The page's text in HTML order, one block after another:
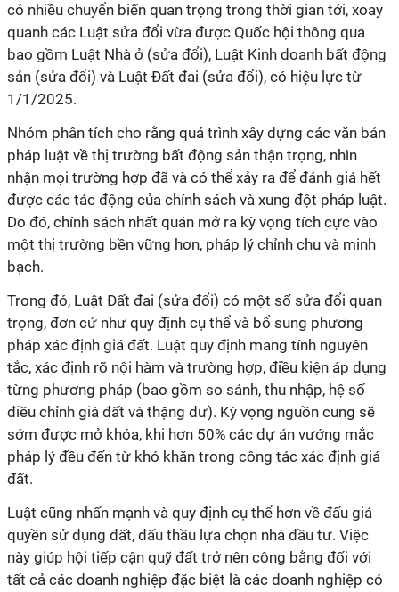
có nhiều chuyển biến quan trọng trong thời gian tới, xoay
quanh các Luật sửa đổi vừa được Quốc hội thông qua
bao gồm Luật Nhà ở (sửa đổi), Luật Kinh doanh bất động
sản (sửa đổi) và Luật Đất đai (sửa đổi), có hiệu lực từ
1/1/2025.
Nhóm phân tích cho rằng quá trình xây dựng các văn bản
pháp luật về thị trường bất động sản thận trọng, nhìn
nhận mọi trường hợp đã và có thể xảy ra để đánh giá hết
được các tác động của chính sách và xung đột pháp luật.
Do đó, chính sách nhất quán mở ra kỳ vọng tích cực vào
một thị trường bền vững hơn, pháp lý chỉnh chu và minh
bạch.
Trong đó, Luật Đất đai (sửa đổi) có một số sửa đổi quan
trọng, đơn cử như quy định cụ thể và bổ sung phương
pháp xác định giá đất. Luật quy định mang tính nguyên
tắc, xác định rõ nội hàm và trường hợp, điều kiện áp dụng
từng phương pháp (bao gồm so sánh, thu nhập, hệ số
điều chỉnh giá đất và thặng dư). Kỳ vọng nguồn cung sẽ
sớm được mở khóa, khi hơn 50% các dự án vướng mắc
pháp lý đều đến từ khó khăn trong công tác xác định giá
đất.
Luật cũng nhấn mạnh và quy định cụ thể hơn về đấu giá
quyền sử dụng đất, đấu thầu lựa chọn nhà đầu tư. Việc
này giúp hội tiếp cận quỹ đất trở nên công bằng đối với
tất cả các doanh nghiệp đặc biệt là các doanh nghiệp có